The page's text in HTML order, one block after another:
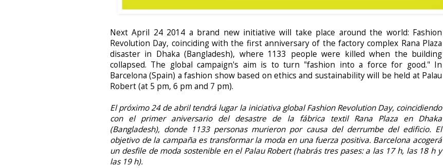
Next April 24 2014 a brand new initiative will take place around the world: Fashion
Revolution Day, coinciding with the first anniversary of the factory complex Rana Plaza
disaster in Dhaka (Bangladesh), where 1133 people were killed when the building
collapsed. The global campaign's aim is to turn "fashion into a force for good." In
Barcelona (Spain) a fashion show based on ethics and sustainability will be held at Palau
Robert(at 5 pm, 6 pm and 7 pm).
El próximo 24 de abril tendrá lugar la iniciativa global Fashion Revolution Day, coincidiendo
con el primer aniversario del desastre de la fábrica textil Rana Plazaen Dhaka
(Bangladesh), donde 1133 personas murieron por causa del derrumbe del edificio. El
objetivo de la campaña es transformar la moda en una fuerza positiva. Barcelona acogerá
un desfile de moda sostenible en el Palau Robert(habrás tres pases: a las 17 h, las 18 h y
las 19 h).